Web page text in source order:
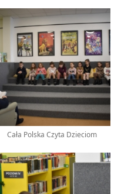
Cała Polska Czyta Dzieciom